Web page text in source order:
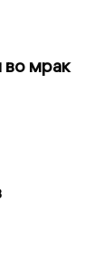
во мрак